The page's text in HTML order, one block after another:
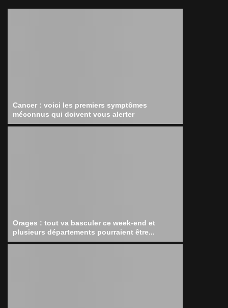
Cancer : voici les premiers symptômes
méconnus qui doivent vous alerter
Orages : tout va basculer ce week-end et
plusieurs départements pourraient être...